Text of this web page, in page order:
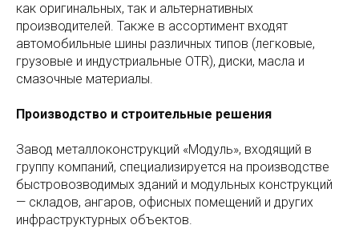
как оригинальных, так и альтернативных
производителей. Также в ассортимент входят
автомобильные шины различных типов (легковые,
грузовые и индустриальные OTR), диски, масла и
смазочные материалы.
Производство и строительные решения
Завод металлоконструкций «Модуль», входящий в
группу компаний, специализируется на производстве
быстровозводимых зданий и модульных конструкций
— складов, ангаров, офисных помещений и других
инфраструктурных объектов.